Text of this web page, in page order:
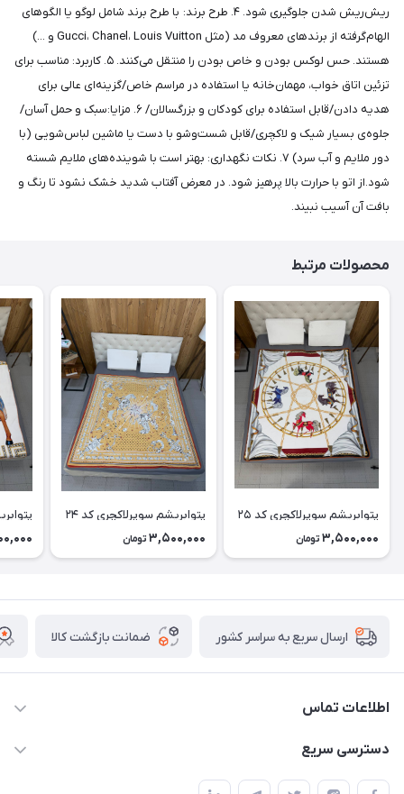
ریش‌ریش شدن جلوگیری شود. ۴. طرح برند: با طرح برند شامل لوگو یا الگوهای
الهام‌گرفته از برندهای معروف مد (مثل Gucci، Chanel، Louis Vuitton و ...)
هستند. حس لوکس بودن و خاص بودن را منتقل می‌کنند. ۵. کاربرد: مناسب برای
تزئین اتاق خواب، مهمان‌خانه یا استفاده در مراسم خاص/گزینه‌ای عالی برای
هدیه دادن/قابل استفاده برای کودکان و بزرگسالان/ ۶. مزایا:سبک و حمل آسان/
جلوه‌ی بسیار شیک و لاکچری/قابل شست‌وشو با دست یا ماشین لباس‌شویی (با
دور ملایم و آب سرد) ۷. نکات نگهداری: بهتر است با شوینده‌های ملایم شسته
شود.از اتو با حرارت بالا پرهیز شود. در معرض آفتاب شدید خشک نشود تا رنگ و
بافت آن آسیب نبیند.
محصولات مرتبط
پتوابریشم سوپرلاکچری کد ۲۵
3,500,000 تومان
پتوابریشم سوپرلاکچری کد ۲۴
3,500,000 تومان
ارسال سریع به سراسر کشور ضمانت بازگشت کالا
اطلاعات تماس
09174090037
09174090035
دسترسی سریع
حساب کاربری